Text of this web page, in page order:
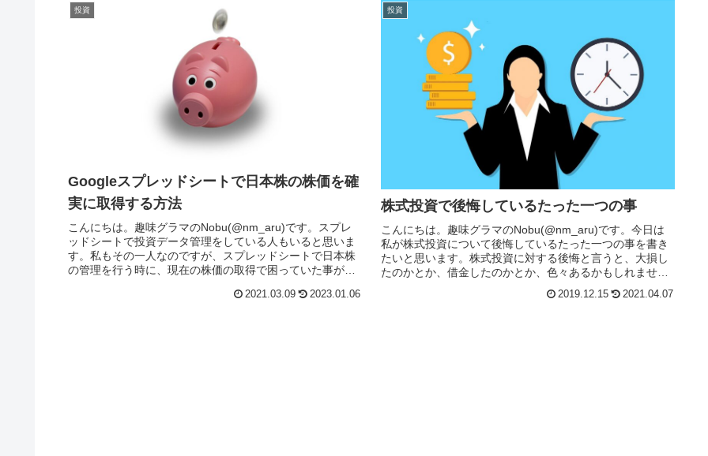
投資
Googleスプレッドシートで日本株の株価を確
実に取得する方法
こんにちは。趣味グラマのNobu(@nm_aru)です。スプレ
ッドシートで投資データ管理をしている人もいると思いま
す。私もその一人なのですが、スプレッドシートで日本株
の管理を行う時に、現在の株価の取得で困っていた事が遂
2021.03.09 2023.01.06
投資
株式投資で後悔しているたった一つの事
こんにちは。趣味グラマのNobu(@nm_aru)です。今日は
私が株式投資について後悔しているたった一つの事を書き
たいと思います。株式投資に対する後悔と言うと、大損し
たのかとか、借金したのかとか、色々あるかもしれません
2019.12.15 2021.04.07